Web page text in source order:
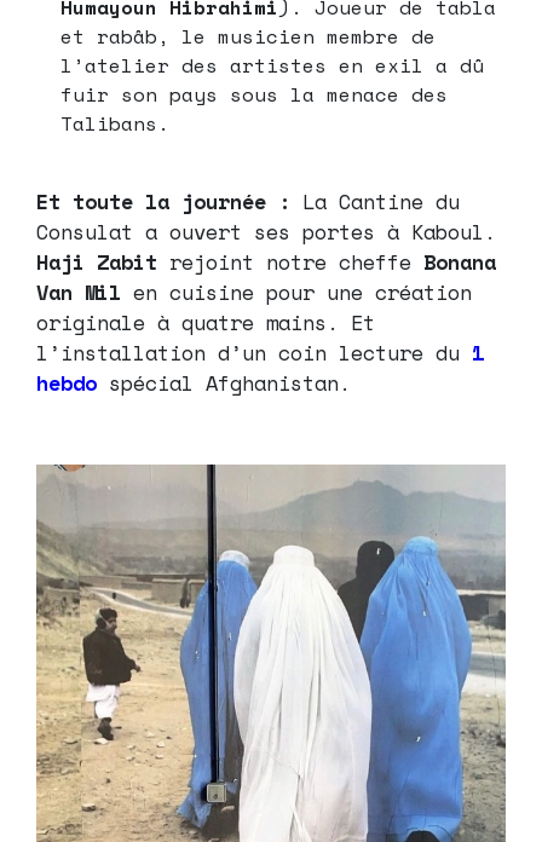
Humayoun Hibrahimi). Joueur de tabla
et rabâb, le musicien membre de
l’atelier des artistes en exil a dû
fuir son pays sous la menace des
Talibans.
Et toute la journée : La Cantine du
Consulat a ouvert ses portes à Kaboul.
Haji Zabit rejoint notre cheffe Bonana
Van Mil en cuisine pour une création
originale à quatre mains. Et
l’installation d’un coin lecture du 1
hebdo spécial Afghanistan.